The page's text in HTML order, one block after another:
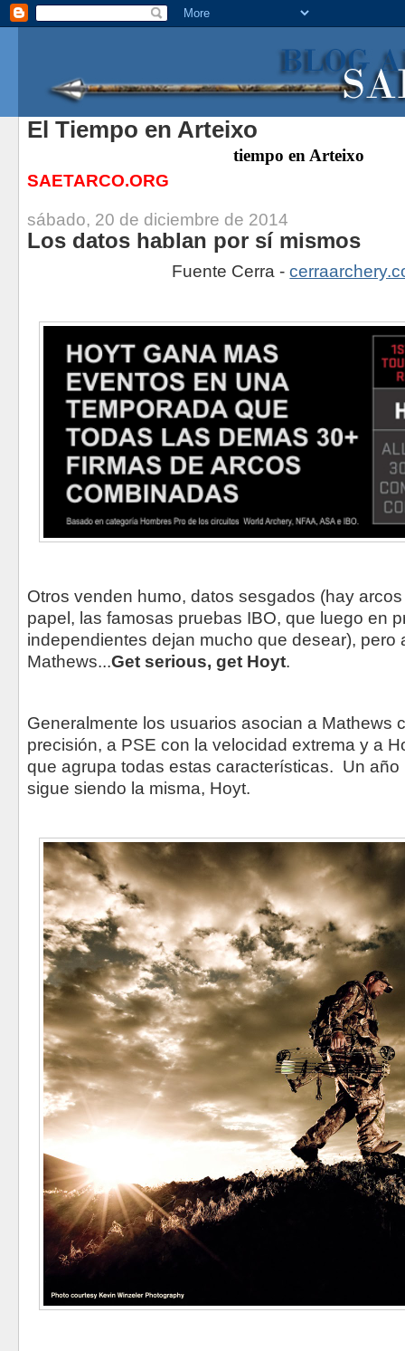
El Tiempo en Arteixo
tiempo en Arteixo
SAETARCO.ORG
sábado, 20 de diciembre de 2014
Los datos hablan por sí mismos
Fuente Cerra -
Otros venden humo, datos sesgados (hay
papel, las famosas pruebas IBO, que luego en
independientes dejan mucho que desear), pero
Mathews...Get serious, get Hoyt.
Generalmente los usuarios asocian a Mathews
precisión, a PSE con la velocidad extrema y a
que agrupa todas estas características. Un año
sigue siendo la misma, Hoyt.